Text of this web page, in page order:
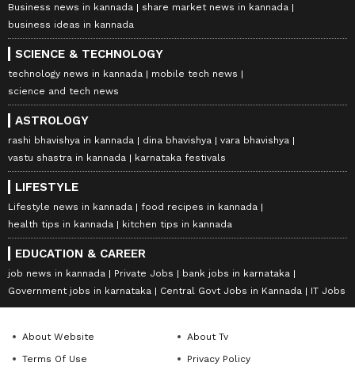
Business news in kannada
share market news in kannada
business ideas in kannada
SCIENCE & TECHNOLOGY
technology news in kannada
mobile tech news
science and tech news
ASTROLOGY
rashi bhavishya in kannada dina bhavishya
vara bhavishya
vastu shastra in kannada
karnataka festivals
LIFESTYLE
Lifestyle news in kannada
food recipes in kannada
health tips in kannada
kitchen tips in kannada
EDUCATION & CAREER
job news in kannada Private Jobs
bank jobs in karnataka
Government jobs in karnataka
Central Govt Jobs in Kannada IT Jobs
About Website
About Tv
Terms Of Use
Privacy Policy